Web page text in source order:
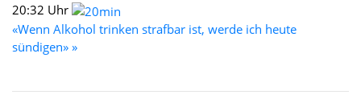
20:32 Uhr
«Wenn Alkohol trinken strafbar ist, werde ich heute
sündigen» »